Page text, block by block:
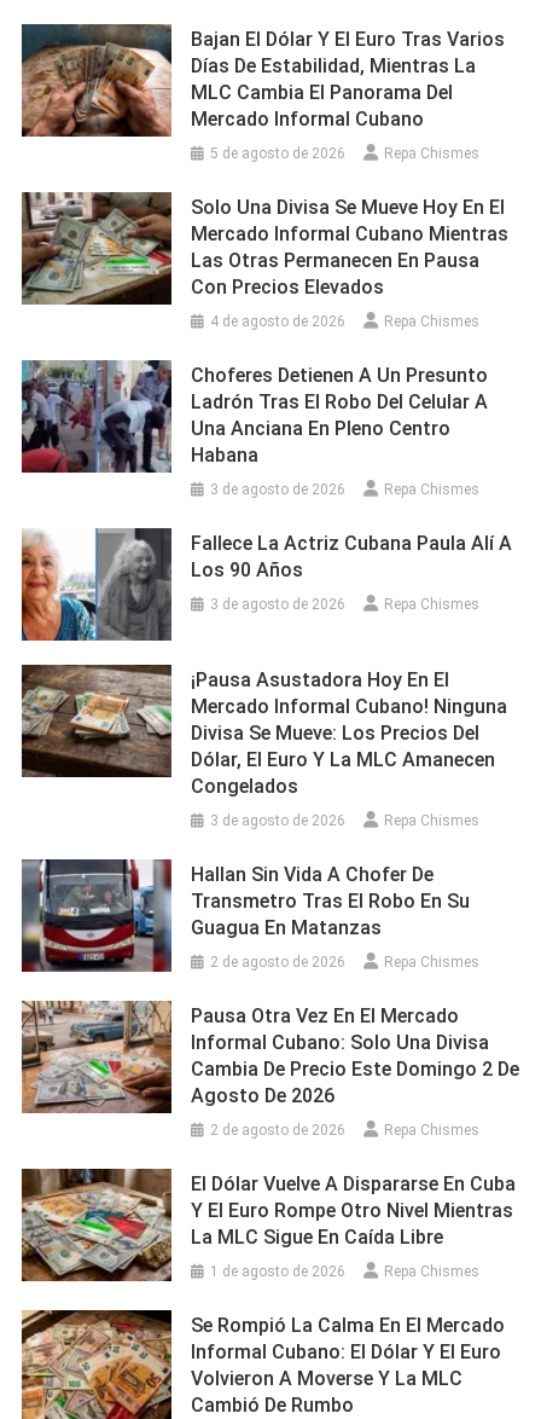
Bajan El Dólar Y El Euro Tras Varios
Días De Estabilidad, Mientras La
MLC Cambia El Panorama Del
Mercado Informal Cubano
5 de agosto de 2026 Repa Chismes
Solo Una Divisa Se Mueve Hoy En El
Mercado Informal Cubano Mientras
Las Otras Permanecen En Pausa
Con Precios Elevados
4 de agosto de 2026 Repa Chismes
Choferes Detienen A Un Presunto
Ladrón Tras El Robo Del Celular A
Una Anciana En Pleno Centro
Habana
3 de agosto de 2026 Repa Chismes
Fallece La Actriz Cubana Paula Alí A
Los 90 Años
3 de agosto de 2026 Repa Chismes
¡Pausa Asustadora Hoy En El
Mercado Informal Cubano! Ninguna
Divisa Se Mueve: Los Precios Del
Dólar, El Euro Y La MLC Amanecen
Congelados
3 de agosto de 2026 Repa Chismes
Hallan Sin Vida A Chofer De
Transmetro Tras El Robo En Su
Guagua En Matanzas
2 de agosto de 2026 Repa Chismes
Pausa Otra Vez En El Mercado
Informal Cubano: Solo Una Divisa
Cambia De Precio Este Domingo 2 De
Agosto De 2026
2 de agosto de 2026 Repa Chismes
El Dólar Vuelve A Dispararse En Cuba
Y El Euro Rompe Otro Nivel Mientras
La MLC Sigue En Caída Libre
1 de agosto de 2026 Repa Chismes
Se Rompió La Calma En El Mercado
Informal Cubano: El Dólar Y El Euro
Volvieron A Moverse Y La MLC
Cambió De Rumbo